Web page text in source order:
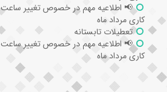
📢 اطلاعیه مهم در خصوص تغییر ساعت
کاری مرداد ماه
تعطیلات تابستانه
📢 اطلاعیه مهم در خصوص تغییر ساعت
کاری مرداد ماه